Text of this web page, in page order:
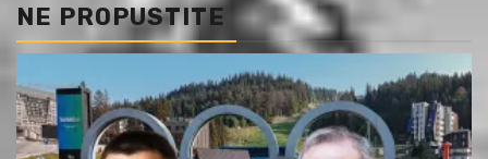
NE PROPUSTITE